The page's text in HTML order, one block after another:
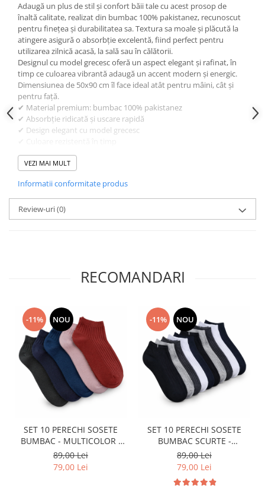
Adaugă un plus de stil și confort băii tale cu acest prosop de
înaltă calitate, realizat din bumbac 100% pakistanez, recunoscut
pentru finețea și durabilitatea sa. Textura sa moale și plăcută la
atingere asigură o absorbție excelentă, fiind perfect pentru
utilizarea zilnică acasă, la sală sau în călătorii.
Designul cu model grecesc oferă un aspect elegant și rafinat, în
timp ce culoarea vibrantă adaugă un accent modern și energic.
Dimensiunea de 50x90 cm îl face ideal atât pentru mâini, cât și
pentru față.
✔ Material premium: bumbac 100% pakistanez
✔ Absorbție ridicată și uscare rapidă
✔ Design elegant cu model grecesc
✔ Dimensiune practică: 50x90 cm
Alege un prosop care îmbină calitatea, confortul și designul într-
VEZI MAI MULT
Informatii conformitate produs
Review-uri(0)
RECOMANDARI
-11% NOU
SET 10 PERECHI SOSETE
BUMBAC - MULTICOLOR -
BARBATI
89,00 Lei
79,00 Lei
-11% NOU
SET 10 PERECHI SOSETE
BUMBAC SCURTE -
MULTICOLOR - BARBATI
89,00 Lei
79,00 Lei